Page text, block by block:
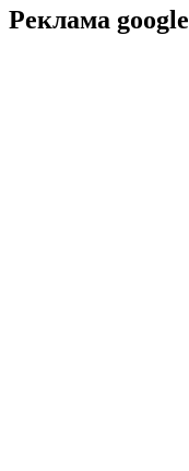
Реклама google